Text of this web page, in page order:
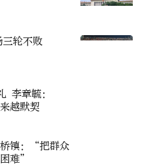
轮不败
李章毓：
越默契
镇：“把群众
难”